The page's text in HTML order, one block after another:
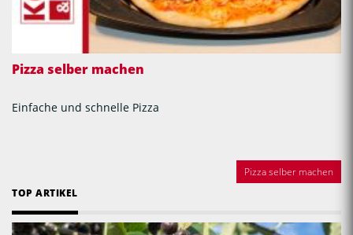
Pizza selber machen
Einfache und schnelle Pizza
Pizza selber machen
TOP ARTIKEL